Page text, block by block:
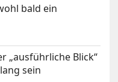
bald ein
„ausführliche Blick“
sein